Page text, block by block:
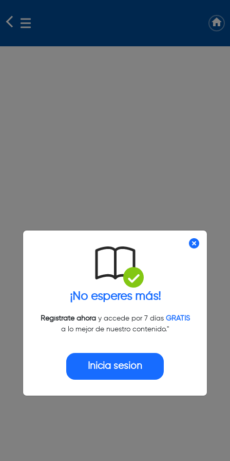
¡No esperes más!
Regístrate ahoray accede por 7 días GRATIS
a lo mejor de nuestro contenido."
Inicia sesión